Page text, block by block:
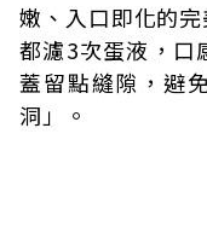
嫩、入口即化的
都濾3次蛋液，口
蓋留點縫隙，避
洞」。